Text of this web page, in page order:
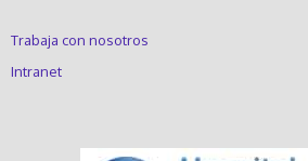
Trabaja con nosotros
Intranet